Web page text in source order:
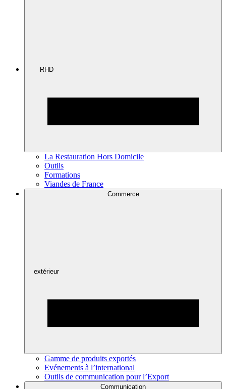
RHD
La Restauration Hors Domicile
Outils
Formations
Viandes de France
Commerce
extérieur
Gamme de produits exportés
Evénements à l’international
Outils de communication pour l’Export
Communication